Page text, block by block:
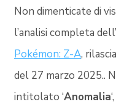
Non dimenticate di
l’analisi completa
Pokémon: Z-A,
del 27 marzo 2025..
intitolato ‘Anomalia